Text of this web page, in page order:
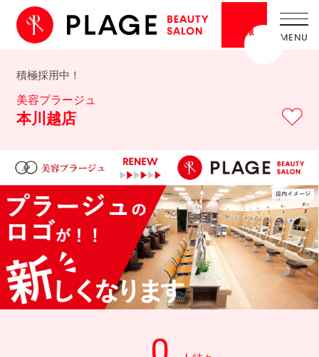
情報
積極採用中！
美容プラージュ
本川越店